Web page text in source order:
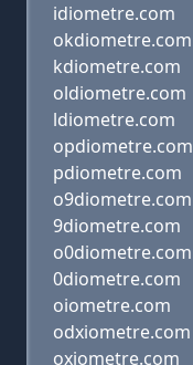
idiometre.com
okdiometre.com
kdiometre.com
oldiometre.com
ldiometre.com
opdiometre.com
pdiometre.com
o9diometre.com
9diometre.com
o0diometre.com
0diometre.com
oiometre.com
odxiometre.com
oxiometre.com